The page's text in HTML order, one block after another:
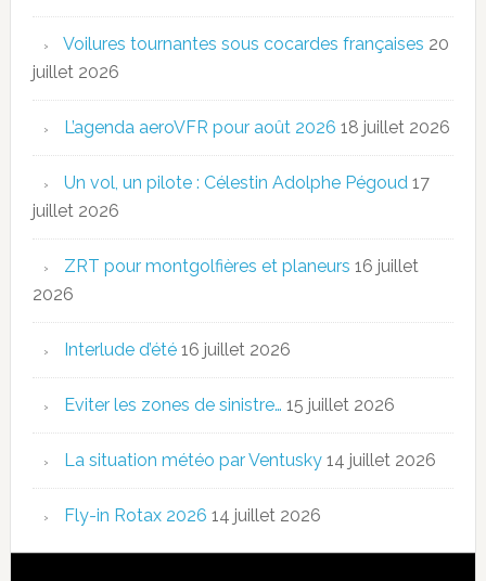
Voilures tournantes sous cocardes françaises 20
juillet 2026
L’agenda aeroVFR pour août 2026 18 juillet 2026
Un vol, un pilote : Célestin Adolphe Pégoud 17
juillet 2026
ZRT pour montgolfières et planeurs 16 juillet
2026
Interlude d’été 16 juillet 2026
Eviter les zones de sinistre… 15 juillet 2026
La situation météo par Ventusky 14 juillet 2026
Fly-in Rotax 2026 14 juillet 2026